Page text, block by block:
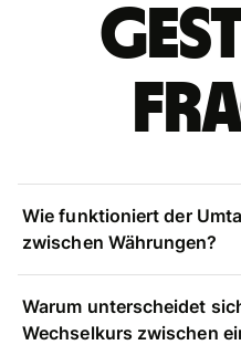
Wie funktioniert der
zwischen Währungen?
Warum unterscheidet
Wechselkurs zwischen